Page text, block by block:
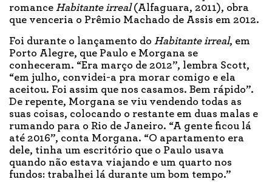
romance Habitante irreal (Alfaguara, 2011), obra
que venceria o Prêmio Machado de Assis em 2012.
Foi durante o lançamento do Habitante irreal, em
Porto Alegre, que Paulo e Morgana se
conheceram. “Era março de 2012”, lembra Scott,
“em julho, convidei-a pra morar comigo e ela
aceitou. Foi assim que nos casamos. Bem rápido”.
De repente, Morgana se viu vendendo todas as
suas coisas, colocando o restante em duas malas e
rumando para o Rio de Janeiro. “A gente ficou lá
até 2016”, conta Morgana. “O apartamento era
dele, tinha um escritório que o Paulo usava
quando não estava viajando e um quarto nos
fundos: trabalhei lá durante um bom tempo.”